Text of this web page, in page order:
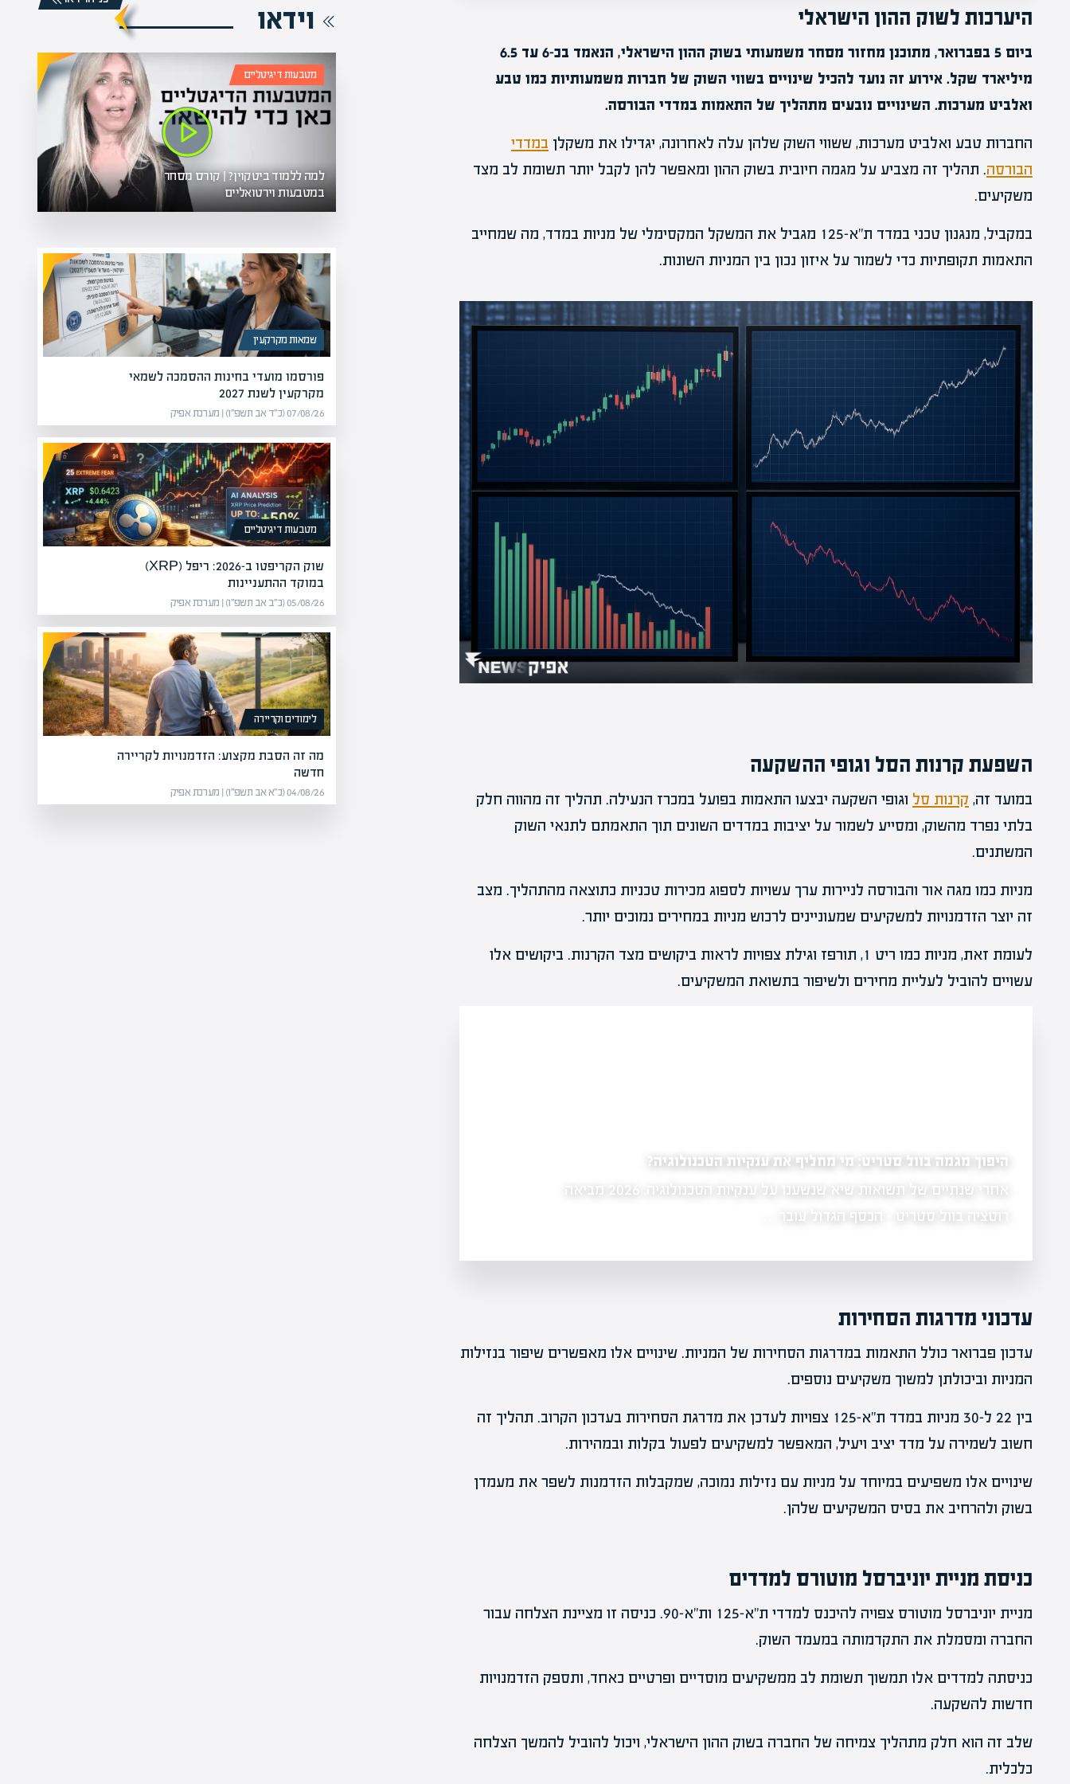
היערכות לשוק ההון הישראלי
ביום 5 בפברואר, מתוכנן מחזור מסחר משמעותי בשוק ההון הישראלי, הנאמד בכ-6 עד 6.5
מיליארד שקל. אירוע זה נועד להכיל שינויים בשווי השוק של חברות משמעותיות כמו טבע
ואלביט מערכות. השינויים נובעים מתהליך של התאמות במדדי הבורסה.
החברות טבע ואלביט מערכות, ששווי השוק שלהן עלה לאחרונה, יגדילו את משקלן במדדי
הבורסה. תהליך זה מצביע על מגמה חיובית בשוק ההון ומאפשר להן לקבל יותר תשומת לב מצד
משקיעים.
במקביל, מנגנון טכני במדד ת"א-125 מגביל את המשקל המקסימלי של מניות במדד, מה שמחייב
התאמות תקופתיות כדי לשמור על איזון נכון בין המניות השונות.
השפעת קרנות הסל וגופי ההשקעה
במועד זה, קרנות סל וגופי השקעה יבצעו התאמות בפועל במכרז הנעילה. תהליך זה מהווה חלק
בלתי נפרד מהשוק, ומסייע לשמור על יציבות במדדים השונים תוך התאמתם לתנאי השוק
המשתנים.
מניות כמו מגה אור והבורסה לניירות ערך עשויות לספוג מכירות טכניות כתוצאה מהתהליך. מצב
זה יוצר הזדמנויות למשקיעים שמעוניינים לרכוש מניות במחירים נמוכים יותר.
לעומת זאת, מניות כמו ריט 1, תורפז וגילת צפויות לראות ביקושים מצד הקרנות. ביקושים אלו
עשויים להוביל לעליית מחירים ולשיפור בתשואת המשקיעים.
אחרי שנתיים של תשואות שיא שנשענו על ענקיות הטכנולוגיה, 2026 מביאה
דסק"ש בדרך להפוך לשלד בורסאי
דסק"ש, בשליטת מגה אור ואלקו, יוצאת למהלך פישוט מבנה החזקות
שיכלול הנפקת זכויות לפירעון חוב אג"ח וחלוקת מניות…
עדכוני מדרגות הסחירות
עדכון פברואר כולל התאמות במדרגות הסחירות של המניות. שינויים אלו מאפשרים שיפור בנזילות
המניות וביכולתן למשוך משקיעים נוספים.
בין 22 ל-30 מניות במדד ת"א-125 צפויות לעדכן את מדרגת הסחירות בעדכון הקרוב. תהליך זה
חשוב לשמירה על מדד יציב ויעיל, המאפשר למשקיעים לפעול בקלות ובמהירות.
שינויים אלו משפיעים במיוחד על מניות עם נזילות נמוכה, שמקבלות הזדמנות לשפר את מעמדן
בשוק ולהרחיב את בסיס המשקיעים שלהן.
כניסת מניית יוניברסל מוטורס למדדים
מניית יוניברסל מוטורס צפויה להיכנס למדדי ת"א-125 ות"א-90. כניסה זו מציינת הצלחה עבור
החברה ומסמלת את התקדמותה במעמד השוק.
כניסתה למדדים אלו תמשוך תשומת לב ממשקיעים מוסדיים ופרטיים כאחד, ותספק הזדמנויות
חדשות להשקעה.
שלב זה הוא חלק מתהליך צמיחה של החברה בשוק ההון הישראלי, ויכול להוביל להמשך הצלחה
כלכלית.
וידאו
מטבעות דיגיטליים
למה ללמוד ביטקוין? | קורס מסחר
במטבעות וירטואליים
שמאות מקרקעין
פורסמו מועדי בחינות ההסמכה לשמאי
מקרקעין לשנת 2027
07/08/26 (כ״ד אב תשפ״ו) | מערכת אפיק
מטבעות דיגיטליים
שוק הקריפטו ב-2026: ריפל (XRP)
במוקד ההתעניינות
05/08/26 (כ״ב אב תשפ״ו) | מערכת אפיק
לימודים וקריירה
מה זה הסבת מקצוע: הזדמנויות לקריירה
חדשה
04/08/26 (כ״א אב תשפ״ו) | מערכת אפיק